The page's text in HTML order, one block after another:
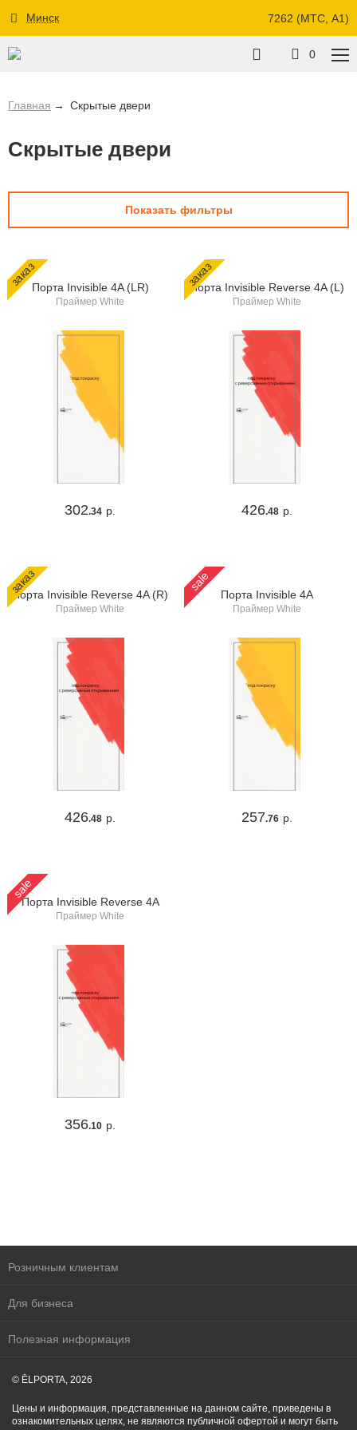
Минск 7262 (МТС, A1)
0
Главная Скрытые двери
Скрытые двери
Показать фильтры
заказПорта Invisible 4A (LR)
Праймер White
302.34 р.
заказ
Порта Invisible Reverse 4A (L)
Праймер White
426.48 р.
заказ
Порта Invisible Reverse 4A (R)
Праймер White
426.48 р.
sale
Порта Invisible 4A
Праймер White
257.76 р.
sale
Порта Invisible Reverse 4A
Праймер White
356.10 р.
Розничным клиентам
Для бизнеса
Полезная информация
© ĒLPORTA, 2026
Цены и информация, представленные на данном сайте, приведены в
ознакомительных целях, не являются публичной офертой и могут быть